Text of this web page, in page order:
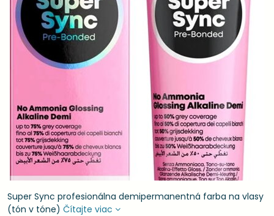
Super Sync profesionálna demipermanentná farba na vlasy
(tón v tóne) Čítajte viac